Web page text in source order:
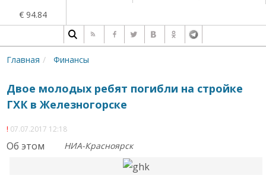
€ 94.84
Главная Финансы
Двое молодых ребят погибли на стройке
ГХК в Железногорске
07.07.2017 12:18
НИА-Красноярск
Об этом